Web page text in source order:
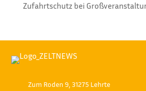
Zufahrtschutz bei
Zum Roden 9, 31275 Lehrte